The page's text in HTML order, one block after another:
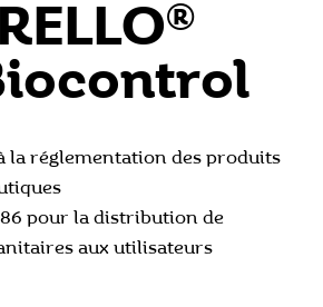
la réglementation des produits
pour la distribution de
aux utilisateurs